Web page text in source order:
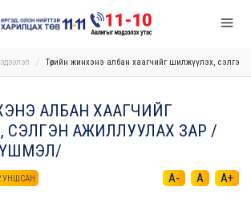
Төрийн жинхэнэ албан хаагчийг шилжүүлэх,
АЛБАН ХААГЧИЙГ
СЭЛГЭН АЖИЛЛУУЛАХ ЗАР /
УНШСАН A- A A+